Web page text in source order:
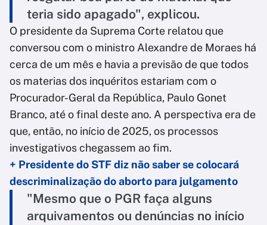
teria sido apagado", explicou.
O presidente da Suprema Corte relatou que
conversou com o ministro Alexandre de Moraes há
cerca de um mês e havia a previsão de que todos
os materias dos inquéritos estariam com o
Procurador-Geral da República, Paulo Gonet
Branco, até o final deste ano. A perspectiva era de
que, então, no início de 2025, os processos
investigativos chegassem ao fim.
+ Presidente do STF diz não saber se colocará
descriminalização do aborto para julgamento
"Mesmo que o PGR faça alguns
arquivamentos ou denúncias no início